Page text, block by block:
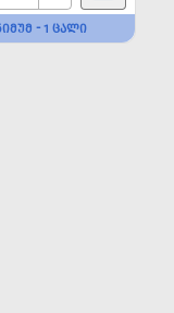
- 1 ᲪᲐᲚᲘ